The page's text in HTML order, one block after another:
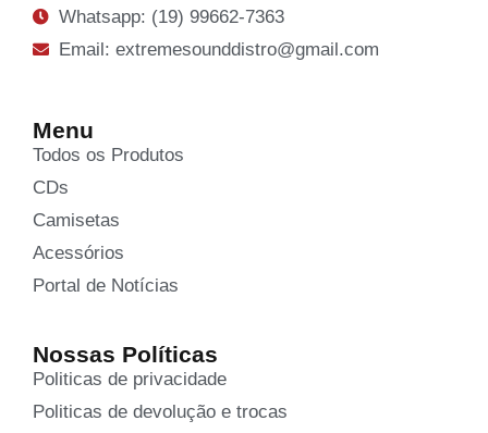
Whatsapp: (19) 99662-7363
Email: extremesounddistro@gmail.com
Menu
Todos os Produtos
CDs
Camisetas
Acessórios
Portal de Notícias
Nossas Políticas
Politicas de privacidade
Politicas de devolução e trocas